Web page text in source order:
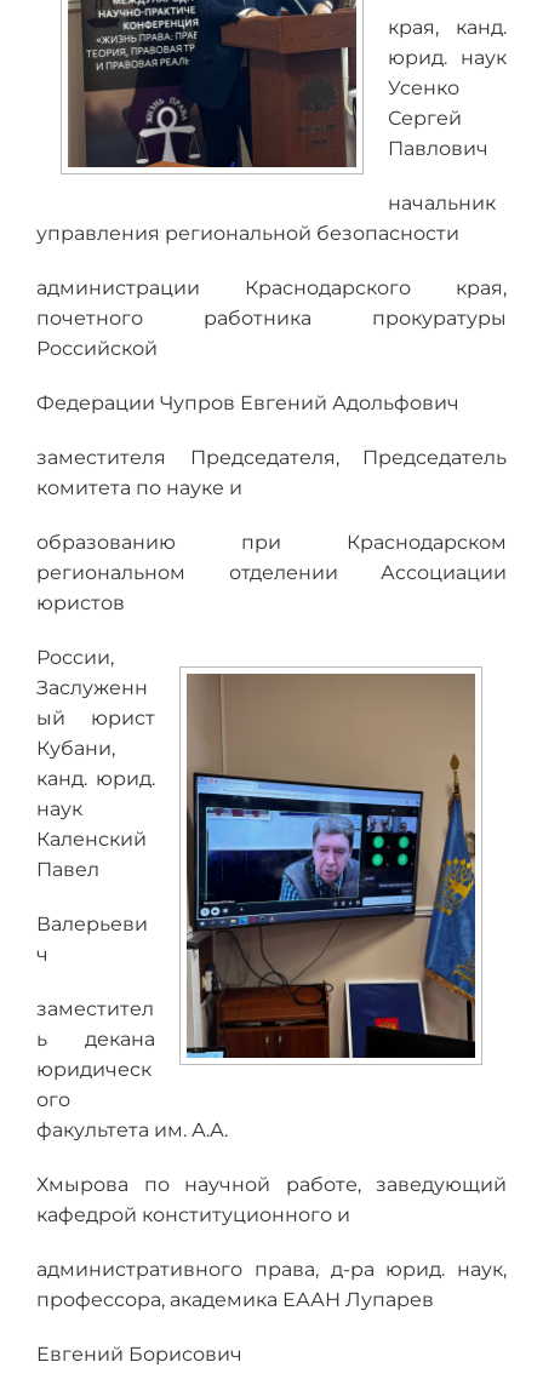
края, канд.
юрид. наук
Усенко
Сергей
Павлович
начальник
управления региональной безопасности
администрации Краснодарского края,
почетного работника прокуратуры
Российской
Федерации Чупров Евгений Адольфович
заместителя Председателя, Председатель
комитета по науке и
образованию при Краснодарском
региональном отделении Ассоциации
юристов
России,
Заслуженн
ый юрист
Кубани,
канд. юрид.
наук
Каленский
Павел
Валерьеви
ч
заместител
ь декана
юридическ
ого
факультета им. А.А.
Хмырова по научной работе, заведующий
кафедрой конституционного и
административного права, д-ра юрид. наук,
профессора, академика ЕААН Лупарев
Евгений Борисович